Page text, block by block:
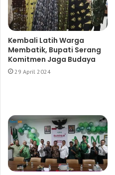
Kembali Latih Warga
Membatik, Bupati Serang
Komitmen Jaga Budaya
29 April 2024